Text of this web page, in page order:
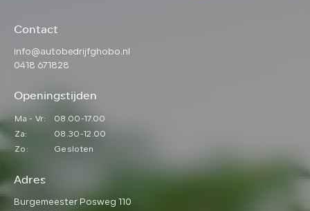
Contact
info@autobedrijfghobo.nl
0418 671828
Openingstijden
Ma - Vr:
08.00-17.00
Za:
08.30-12.00
Zo:
Gesloten
Adres
Burgemeester Posweg 110